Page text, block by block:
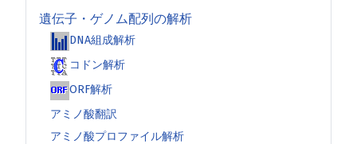
遺伝子・ゲノム配列の解析
DNA組成解析
コドン解析
ORF解析
アミノ酸翻訳
アミノ酸プロファイル解析